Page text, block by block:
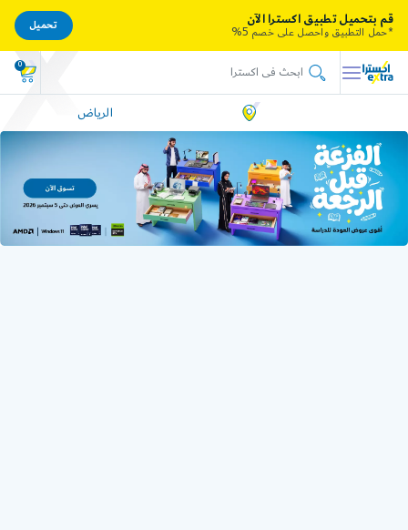
0
الرياض
قم بتحميل تطبيق اكسترا الآن
*حمل التطبيق واحصل على خصم 5%
تحميل